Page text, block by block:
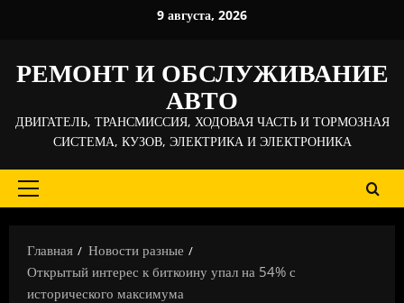
9 августа, 2026
РЕМОНТ И ОБСЛУЖИВАНИЕ
АВТО
ДВИГАТЕЛЬ, ТРАНСМИССИЯ, ХОДОВАЯ ЧАСТЬ И ТОРМОЗНАЯ
СИСТЕМА, КУЗОВ, ЭЛЕКТРИКА И ЭЛЕКТРОНИКА
Основное
Главная
Новости разные
Открытый интерес к биткоину упал на 54% с
исторического максимума